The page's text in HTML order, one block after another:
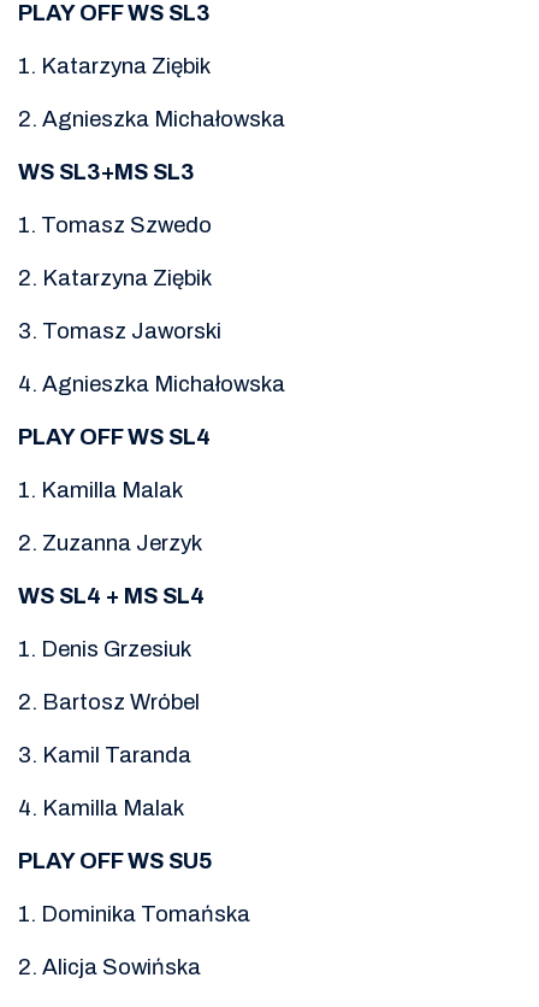
PLAY OFF WS SL3
1. Katarzyna Ziębik
2. Agnieszka Michałowska
WS SL3+MS SL3
1. Tomasz Szwedo
2. Katarzyna Ziębik
3. Tomasz Jaworski
4. Agnieszka Michałowska
PLAY OFF WS SL4
1. Kamilla Malak
2. Zuzanna Jerzyk
WS SL4 + MS SL4
1. Denis Grzesiuk
2. Bartosz Wróbel
3. Kamil Taranda
4. Kamilla Malak
PLAY OFF WS SU5
1. Dominika Tomańska
2. Alicja Sowińska